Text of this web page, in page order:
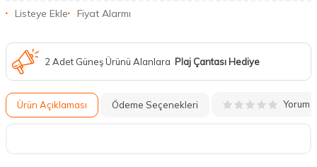
Listeye Ekle Fiyat Alarmı
2 Adet Güneş Ürünü Alanlara Plaj Çantası Hediye
Ürün Açıklaması Ödeme Seçenekleri Yorum